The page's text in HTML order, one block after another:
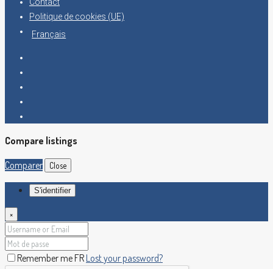
Contact
Politique de cookies (UE)
Français
Compare listings
Comparer
Close
S'identifier
×
Remember me FRLost your password?